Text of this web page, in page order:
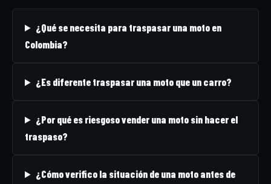
¿Qué se necesita para traspasar una moto en
Colombia?
¿Es diferente traspasar una moto que un carro?
¿Por qué es riesgoso vender una moto sin hacer el
traspaso?
¿Cómo verifico la situación de una moto antes de